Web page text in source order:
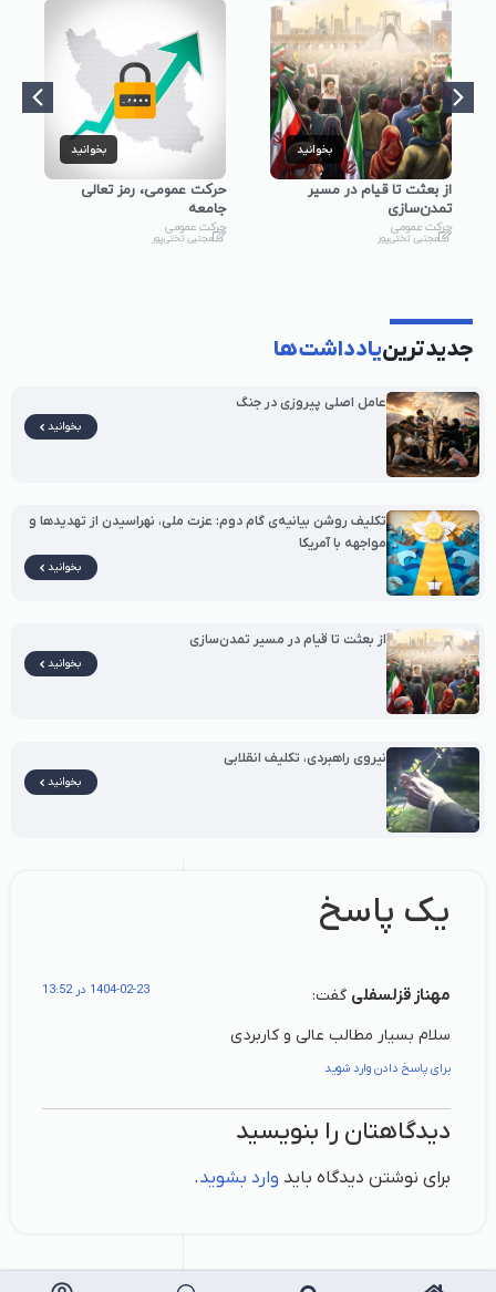
بخوانید
از بعثت تا قیام در مسیر
تمدن‌سازی
حرکت عمومی
مجتبی تختی‌پور
بخوانید
حرکت عمومی، رمز تعالی
جامعه
حرکت عمومی
مجتبی تختی‌پور
جدیدترینیادداشت‌ها
عامل اصلی پیروزی در جنگ
بخوانید
تکلیف روشن بیانیه‌ی گام دوم: عزت ملی، نهراسیدن از تهدیدها و
مواجهه با آمریکا
بخوانید
از بعثت تا قیام در مسیر تمدن‌سازی
بخوانید
نیروی راهبردی، تکلیف انقلابی
بخوانید
یک پاسخ
مهناز قزلسفلی گفت: 1404-02-23 در 13:52
سلام بسیار مطالب عالی و کاربردی
برای پاسخ دادن وارد شوید
دیدگاهتان را بنویسید
برای نوشتن دیدگاه باید وارد بشوید.